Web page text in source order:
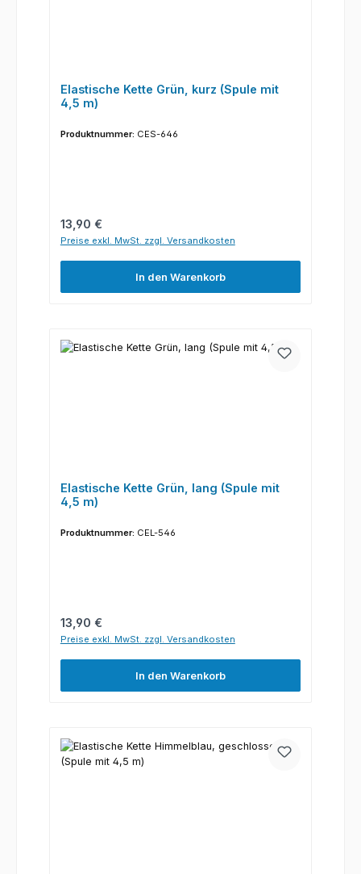
Elastische Kette Grün, kurz (Spule mit
4,5 m)
Produktnummer: CES-646
Regulärer Preis:
13,90 €
Preise exkl. MwSt. zzgl. Versandkosten
In den Warenkorb
Elastische Kette Grün, lang (Spule mit
4,5 m)
Produktnummer: CEL-546
Regulärer Preis:
13,90 €
Preise exkl. MwSt. zzgl. Versandkosten
In den Warenkorb